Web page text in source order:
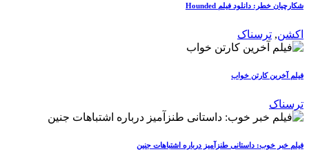
شکارچیان خطر: دانلود فیلم Hounded
اکشن, ترسناک
فیلم آخرین کارتن خواب
ترسناک
فیلم خبر خوب: داستانی طنزآمیز درباره اشتباهات جنین